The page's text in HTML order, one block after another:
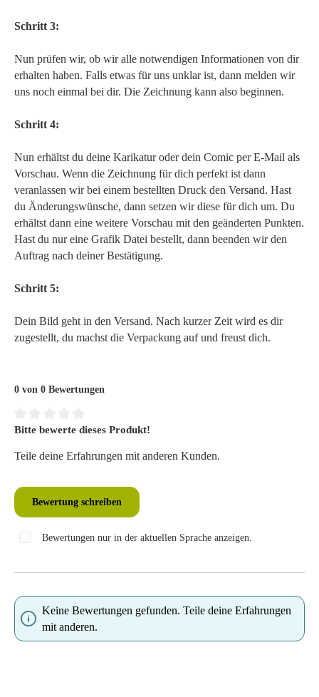
Schritt 3:
Nun prüfen wir, ob wir alle notwendigen Informationen von dir
erhalten haben. Falls etwas für uns unklar ist, dann melden wir
uns noch einmal bei dir. Die Zeichnung kann also beginnen.
Schritt 4:
Nun erhältst du deine Karikatur oder dein Comic per E-Mail als
Vorschau. Wenn die Zeichnung für dich perfekt ist dann
veranlassen wir bei einem bestellten Druck den Versand. Hast
du Änderungswünsche, dann setzen wir diese für dich um. Du
erhältst dann eine weitere Vorschau mit den geänderten Punkten.
Hast du nur eine Grafik Datei bestellt, dann beenden wir den
Auftrag nach deiner Bestätigung.
Schritt 5:
Dein Bild geht in den Versand. Nach kurzer Zeit wird es dir
zugestellt, du machst die Verpackung auf und freust dich.
0 von 0 Bewertungen
Durchschnittliche Bewertung von 0 von 5 Sternen
Bitte bewerte dieses Produkt!
Teile deine Erfahrungen mit anderen Kunden.
Bewertung schreiben
Bewertungen nur in der aktuellen Sprache anzeigen.
Keine Bewertungen gefunden. Teile deine Erfahrungen
mit anderen.